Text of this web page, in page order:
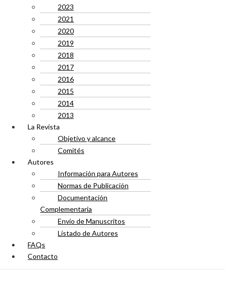
2023
2021
2020
2019
2018
2017
2016
2015
2014
2013
La Revista
Objetivo y alcance
Comités
Autores
Información para Autores
Normas de Publicación
Documentación
Complementaria
Envío de Manuscritos
Listado de Autores
FAQs
Contacto